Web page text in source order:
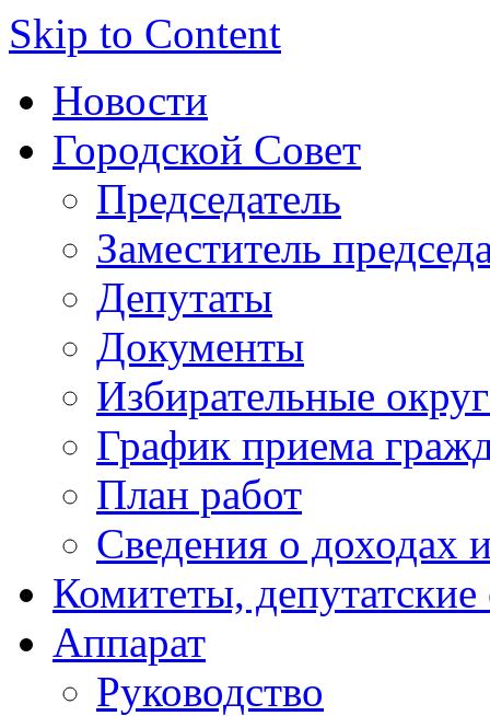
Skip to Content
Новости
Городской Совет
Председатель
Заместитель
Депутаты
Документы
Избирательные
График приема
План работ
Сведения о доходах
Комитеты,
Аппарат
Руководство